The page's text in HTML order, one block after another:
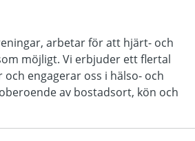
arbetar för att hjärt- och
möjligt. Vi erbjuder ett flertal
engagerar oss i hälso- och
av bostadsort, kön och